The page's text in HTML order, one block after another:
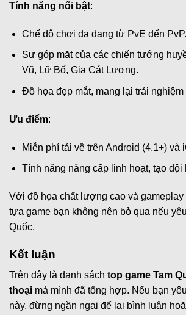
Tính năng nổi bật:
Chế độ chơi đa dạng từ PvE đến PvP.
Sự góp mặt của các chiến tướng
Vũ, Lữ Bố, Gia Cát Lượng.
Đồ họa đẹp mắt, mang lại trải nghiệm
Ưu điểm:
Miễn phí tải về trên Android (4.1+) và
Tính năng nâng cấp linh hoạt, tạo đội
Với đồ họa chất lượng cao và gameplay
tựa game bạn không nên bỏ qua nếu
Quốc.
Kết luận
Trên đây là danh sách top game Tam
thoại mà mình đã tổng hợp. Nếu bạn
này, đừng ngần ngại để lại bình luận